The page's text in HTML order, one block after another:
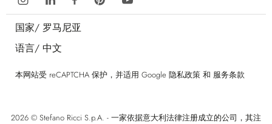
国家/ 罗马尼亚
语言/ 中文
本网站受 reCAPTCHA 保护，并适用 Google 隐私政策 和 服务条款
2026 © Stefano Ricci S.p.A. - 一家依据意大利法律注册成立的公司，其注